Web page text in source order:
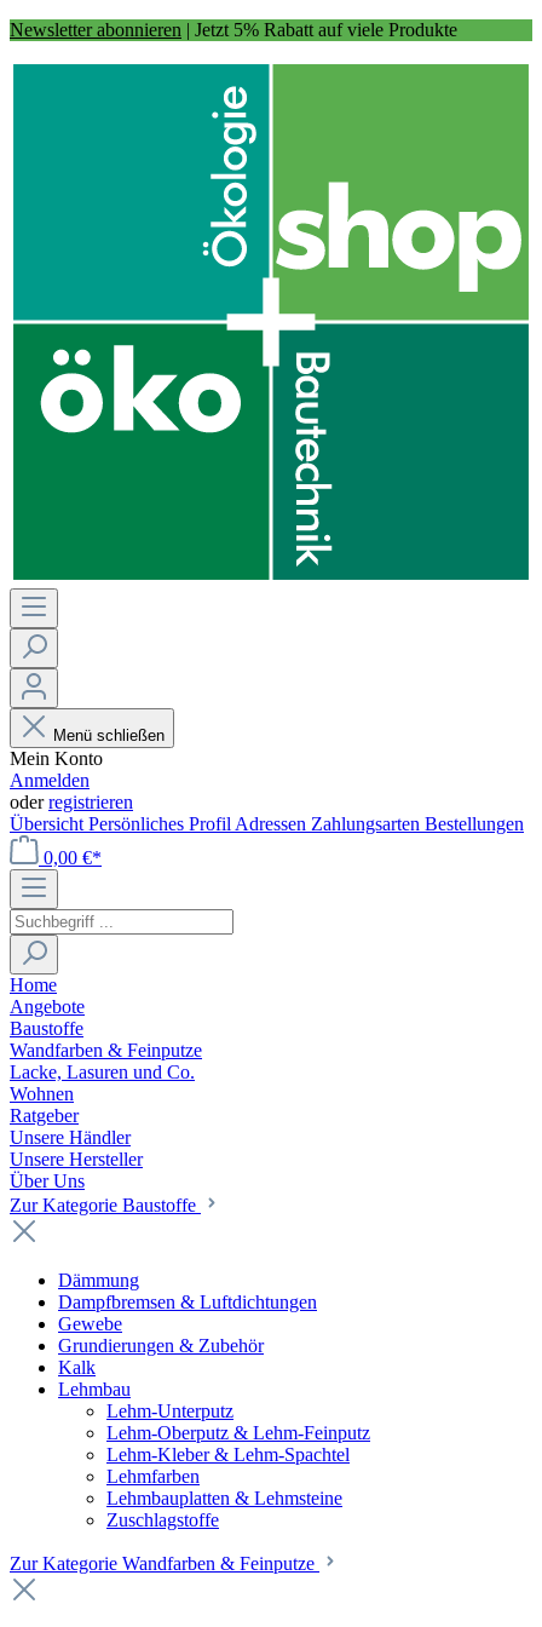
Newsletter abonnieren | Jetzt 5% Rabatt auf viele Produkte
Menü schließen
Mein Konto
Anmelden
oderregistrieren
Übersicht Persönliches Profil Adressen Zahlungsarten Bestellungen
0,00 €*
Home
Angebote
Baustoffe
Wandfarben & Feinputze
Lacke, Lasuren und Co.
Wohnen
Ratgeber
Unsere Händler
Unsere Hersteller
Über Uns
Zur Kategorie Baustoffe
Dämmung
Dampfbremsen & Luftdichtungen
Gewebe
Grundierungen & Zubehör
Kalk
Lehmbau
Lehm-Unterputz
Lehm-Oberputz & Lehm-Feinputz
Lehm-Kleber & Lehm-Spachtel
Lehmfarben
Lehmbauplatten & Lehmsteine
Zuschlagstoffe
Zur Kategorie Wandfarben & Feinputze